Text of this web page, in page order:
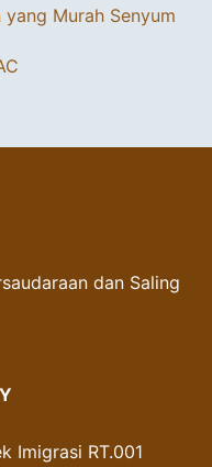
yang Murah Senyum
dan Saling
Imigrasi RT.001